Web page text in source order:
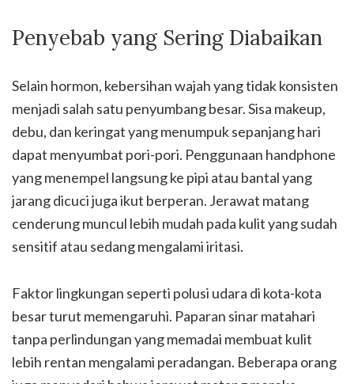
Penyebab yang Sering Diabaikan
Selain hormon, kebersihan wajah yang tidak konsisten
menjadi salah satu penyumbang besar. Sisa makeup,
debu, dan keringat yang menumpuk sepanjang hari
dapat menyumbat pori-pori. Penggunaan handphone
yang menempel langsung ke pipi atau bantal yang
jarang dicuci juga ikut berperan. Jerawat matang
cenderung muncul lebih mudah pada kulit yang sudah
sensitif atau sedang mengalami iritasi.
Faktor lingkungan seperti polusi udara di kota-kota
besar turut memengaruhi. Paparan sinar matahari
tanpa perlindungan yang memadai membuat kulit
lebih rentan mengalami peradangan. Beberapa orang